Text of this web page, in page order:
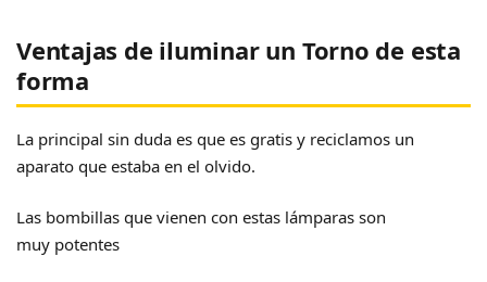
Ventajas de iluminar un Torno de esta
forma
La principal sin duda es que es gratis y reciclamos un
aparato que estaba en el olvido.
Las bombillas que vienen con estas lámparas son
muy potentes